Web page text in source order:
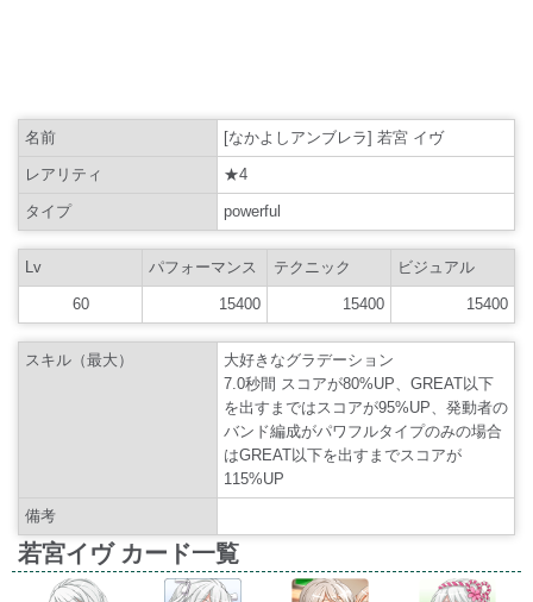
名前 [なかよしアンブレラ] 若宮 イヴ
レアリティ ★4
タイプ powerful
Lv パフォーマンス テクニック ビジュアル
60 15400 15400 15400
スキル（最大）
大好きなグラデーション
7.0秒間 スコアが80%UP、GREAT以下
を出すまではスコアが95%UP、発動者の
バンド編成がパワフルタイプのみの場合
はGREAT以下を出すまでスコアが
115%UP
備考
若宮イヴ カード一覧